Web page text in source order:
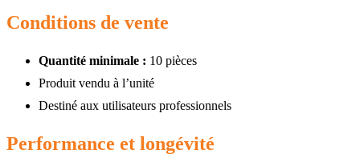
Conditions de vente
Quantité minimale : 10 pièces
Produit vendu à l’unité
Destiné aux utilisateurs professionnels
Performance et longévité